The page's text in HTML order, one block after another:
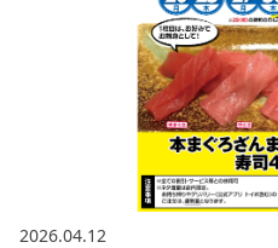
2026.04.12